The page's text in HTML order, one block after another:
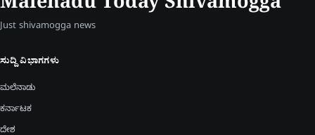
Just shivamogga news
ಸುದ್ದಿ ವಿಭಾಗಗಳು
ಮಲೆನಾಡು
ಕರ್ನಾಟಕ
ದೇಶ